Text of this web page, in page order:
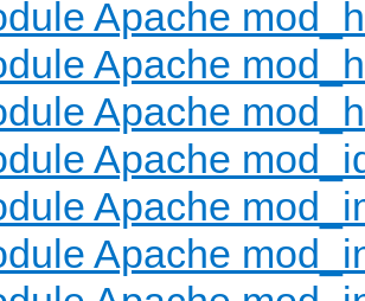
Apache
Apache
Apache
Apache
Apache
Apache